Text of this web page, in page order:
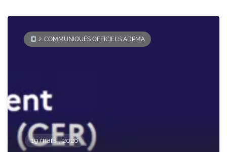
2. COMMUNIQUÉS OFFICIELS ADPMA
19 mars , 2026